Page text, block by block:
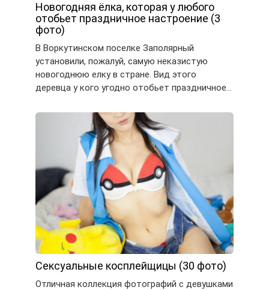
Новогодняя ёлка, которая у любого
отобьет праздничное настроение (3
фото)
В Воркутинском поселке Заполярный
установили, пожалуй, самую неказистую
новогоднюю елку в стране. Вид этого
деревца у кого угодно отобьет праздничное…
Сексуальные косплейщицы (30 фото)
Отличная коллекция фотографий с девушками